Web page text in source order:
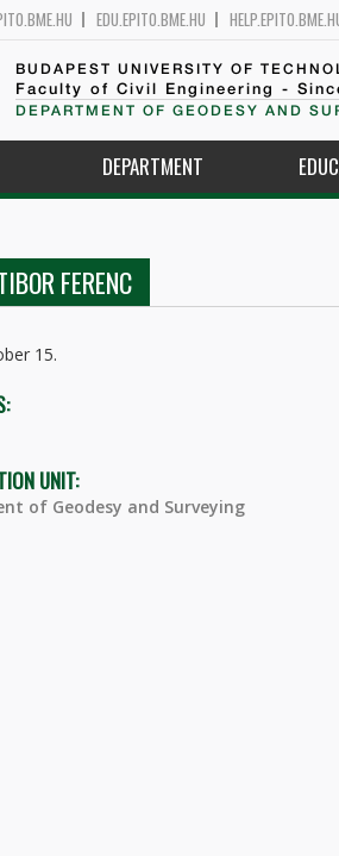
EDU.EPITO.BME.HU
BUDAPEST UNIVERSITY OF
Faculty of Civil Engineering -
DEPARTMENT OF GEODESY AND
DEPARTMENT
FERENC
15.
UNIT:
of Geodesy and Surveying